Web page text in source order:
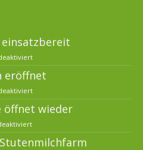
eröffnet
öffnet wieder